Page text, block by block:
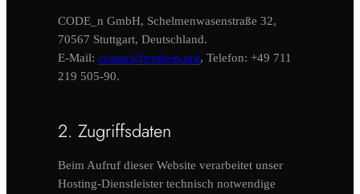
CODE_n GmbH, Schelmenwasenstraße 32,
70567 Stuttgart, Deutschland.
E-Mail: contact@code-n.org, Telefon: +49 711
219 505-90.
2. Zugriffsdaten
Beim Aufruf dieser Website verarbeitet unser
Hosting-Dienstleister technisch notwendige